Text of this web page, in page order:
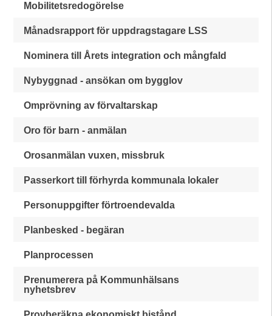
Mobilitetsredogörelse
Månadsrapport för uppdragstagare LSS
Nominera till Årets integration och mångfald
Nybyggnad - ansökan om bygglov
Omprövning av förvaltarskap
Oro för barn - anmälan
Orosanmälan vuxen, missbruk
Passerkort till förhyrda kommunala lokaler
Personuppgifter förtroendevalda
Planbesked - begäran
Planprocessen
Prenumerera på Kommunhälsans
nyhetsbrev